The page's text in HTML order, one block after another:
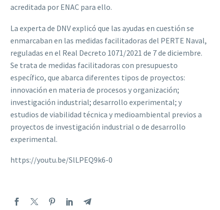
acreditada por ENAC para ello.
La experta de DNV explicó que las ayudas en cuestión se
enmarcaban en las medidas facilitadoras del PERTE Naval,
reguladas en el Real Decreto 1071/2021 de 7 de diciembre.
Se trata de medidas facilitadoras con presupuesto
específico, que abarca diferentes tipos de proyectos:
innovación en materia de procesos y organización;
investigación industrial; desarrollo experimental; y
estudios de viabilidad técnica y medioambiental previos a
proyectos de investigación industrial o de desarrollo
experimental.
https://youtu.be/SlLPEQ9k6-0